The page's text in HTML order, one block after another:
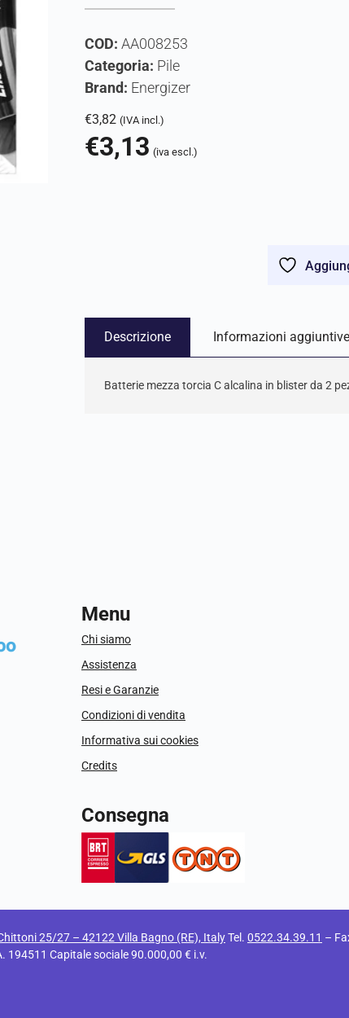
COD:AA008253
Categoria: Pile
Brand: Energizer
€3,82 (IVA incl.)
€3,13 (iva escl.)
Descrizione Informazioni aggiuntive
Batterie mezza torcia C alcalina in blister da 2
Menu
Chi siamo
Assistenza
Resi e Garanzie
Condizioni di vendita
Informativa sui cookies
Credits
Consegna
25/27 – 42122 Villa Bagno (RE), ItalyTel. 0522.34.39.11 –
194511 Capitale sociale 90.000,00 € i.v.